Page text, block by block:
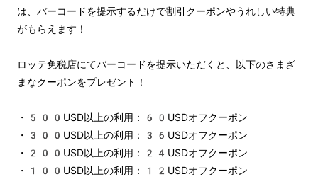
は、バーコードを提示するだけで割引クーポンやうれしい特典
がもらえます！
ロッテ免税店にてバーコードを提示いただくと、以下のさまざ
まなクーポンをプレゼント！
・500USD以上の利用：60USDオフクーポン
・300USD以上の利用：36USDオフクーポン
・200USD以上の利用：24USDオフクーポン
・100USD以上の利用：12USDオフクーポン